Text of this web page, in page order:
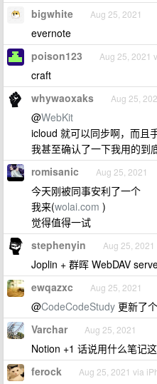
bigwhite Aug 25, 2021
evernote
poison123 Aug 25, 2021
craft
whywaoxaks Aug 25,
@WebKit
icloud 就可以同步啊，而且
我甚至确认了一下我用的到
romisanic Aug 25, 2021
今天刚被同事安利了一个
我来(wolai.com )
觉得值得一试
stephenyin Aug 25, 2021
Joplin + 群晖 WebDAV
ewqazxc Aug 25, 2021
@CodeCodeStudy 更新了
Varchar Aug 25, 2021
Notion +1 话说用什么笔记
ferock Aug 25, 2021 via